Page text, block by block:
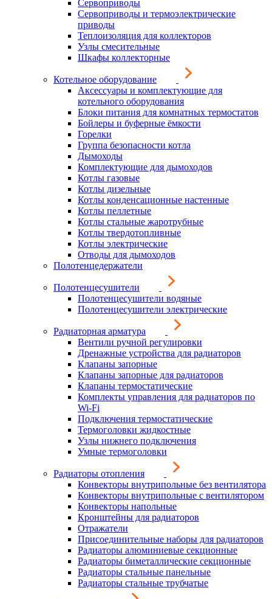
Сервоприводы
Сервоприводы и термоэлектрические
приводы
Теплоизоляция для коллекторов
Узлы смесительные
Шкафы коллекторные
Котельное оборудование
Аксессуары и комплектующие для
котельного оборудования
Блоки питания для комнатных термостатов
Бойлеры и буферные ёмкости
Горелки
Группа безопасности котла
Дымоходы
Комплектующие для дымоходов
Котлы газовые
Котлы дизельные
Котлы конденсационные настенные
Котлы пеллетные
Котлы стальные жаротрубные
Котлы твердотопливные
Котлы электрические
Отводы для дымоходов
Полотенцедержатели
Полотенцесушители
Полотенцесушители водяные
Полотенцесушители электрические
Радиаторная арматура
Вентили ручной регулировки
Дренажные устройства для радиаторов
Клапаны запорные
Клапаны запорные для радиаторов
Клапаны термостатические
Комплекты управления для радиаторов по
Wi-Fi
Подключения термостатические
Термоголовки жидкостные
Узлы нижнего подключения
Умные термоголовки
Радиаторы отопления
Конвекторы внутрипольные без вентилятора
Конвекторы внутрипольные с вентилятором
Конвекторы напольные
Кронштейны для радиаторов
Отражатели
Присоединительные наборы для радиаторов
Радиаторы алюминиевые секционные
Радиаторы биметаллические секционные
Радиаторы стальные панельные
Радиаторы стальные трубчатые